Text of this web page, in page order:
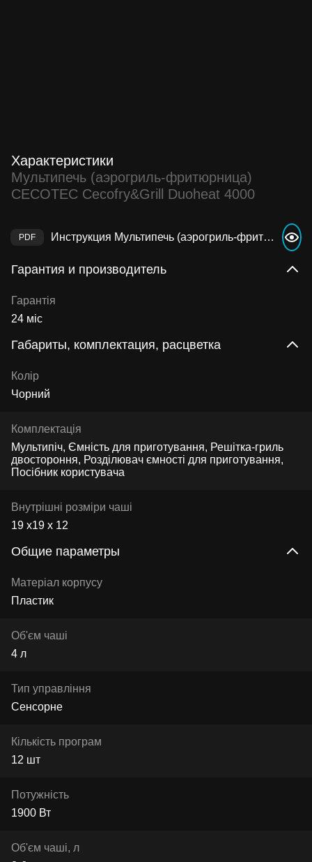
Характеристики
Мультипечь (аэрогриль-фритюрница)
CECOTEC Cecofry&Grill Duoheat 4000
Инструкция Мультипечь (аэрогриль-фритюрница) CECOTEC Cecofry&Grill Duoheat 4000
Гарантия и производитель
Гарантія
24 міс
Габариты, комплектация, расцветка
Колір
Чорний
Комплектація
Мультипіч, Ємність для приготування, Решітка-гриль
двостороння, Розділювач ємності для приготування,
Посібник користувача
Внутрішні розміри чаші
19 х19 х 12
Общие параметры
Матеріал корпусу
Пластик
Об'єм чаші
4 л
Тип управління
Сенсорне
Кількість програм
12 шт
Потужність
1900 Вт
Об'єм чаші, л